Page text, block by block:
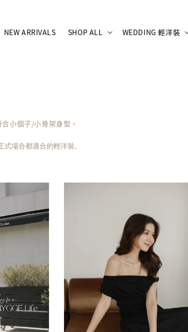
NEW ARRIVALS SHOP ALL WEDDING 輕洋裝
小個子/小骨架身型，
式場合都適合的輕洋裝。